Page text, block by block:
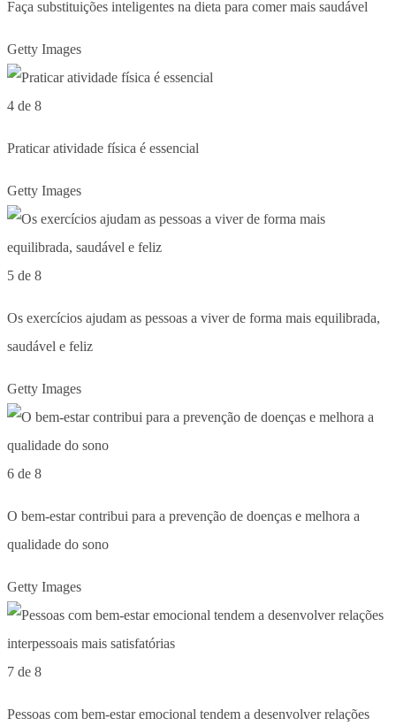
Faça substituições inteligentes na dieta para comer mais saudável
Getty Images
4 de 8
Praticar atividade física é essencial
Getty Images
5 de 8
Os exercícios ajudam as pessoas a viver de forma mais equilibrada,
saudável e feliz
Getty Images
6 de 8
O bem-estar contribui para a prevenção de doenças e melhora a
qualidade do sono
Getty Images
7 de 8
Pessoas com bem-estar emocional tendem a desenvolver relações